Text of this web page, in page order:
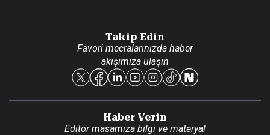
Reklam Ver
Takip Edin
Favori mecralarınızda haber
akışımıza ulaşın
Haber Verin
Editör masamıza bilgi ve materyal